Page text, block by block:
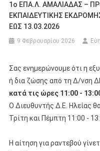
1ο ΕΠΑ.Λ. ΑΜΑΛΙΑΔΑΣ –
ΕΚΠΑΙΔΕΥΤΙΚΗΣ
ΕΩΣ 13.03.2026
9 Φεβρουαρίου 2026
Σας ενημερώνουμε ότι η
ή δια ζώσης από τη Δ/νση
κατά τις ώρες 11:00 -
Ο Διευθυντής Δ.Ε. Ηλείας
Τρίτη και Πέμπτη 11:00 -
Η αίτηση για ραντεβού